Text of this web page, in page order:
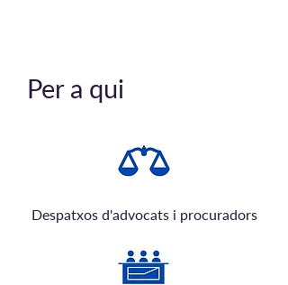
Per a qui
Despatxos d'advocats i procuradors